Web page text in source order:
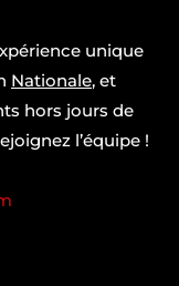
unique
Nationale, et
hors jours de
l’équipe !